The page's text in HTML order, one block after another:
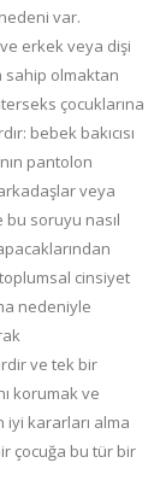
var.
erkek veya dişi
sahip olmaktan
çocuklarına
bebek bakıcısı
pantolon
veya
bu soruyu nasıl
cinsiyet
nedeniyle
ve tek bir
korumak ve
kararları alma
çocuğa bu tür bir